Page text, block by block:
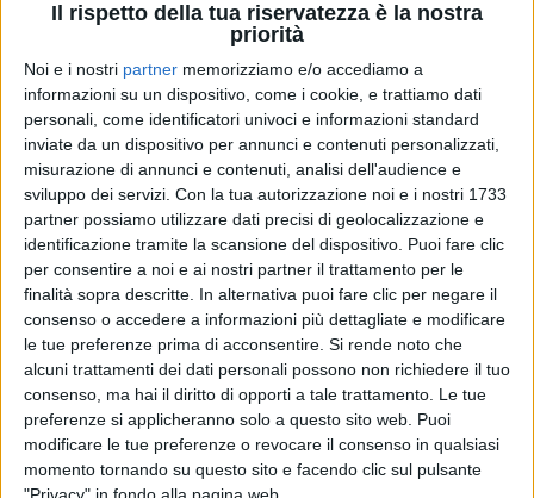
Il rispetto della tua riservatezza è la nostra
priorità
Noi e i nostri partner memorizziamo e/o accediamo a
informazioni su un dispositivo, come i cookie, e trattiamo dati
personali, come identificatori univoci e informazioni standard
inviate da un dispositivo per annunci e contenuti personalizzati,
misurazione di annunci e contenuti, analisi dell'audience e
sviluppo dei servizi. Con la tua autorizzazione noi e i nostri 1733
partner possiamo utilizzare dati precisi di geolocalizzazione e
identificazione tramite la scansione del dispositivo. Puoi fare clic
per consentire a noi e ai nostri partner il trattamento per le
finalità sopra descritte. In alternativa puoi fare clic per negare il
consenso o accedere a informazioni più dettagliate e modificare
le tue preferenze prima di acconsentire. Si rende noto che
alcuni trattamenti dei dati personali possono non richiedere il tuo
consenso, ma hai il diritto di opporti a tale trattamento. Le tue
preferenze si applicheranno solo a questo sito web. Puoi
modificare le tue preferenze o revocare il consenso in qualsiasi
momento tornando su questo sito e facendo clic sul pulsante
FIMI 12 gen 2025
Marracash è ancora primo in classifica con
“E’ finita la pace”
Il CD e il vinile del disco usciranno venerdì 24
gennaio
diSimone Bernardi